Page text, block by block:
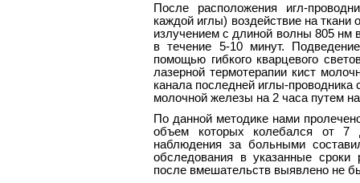
После расположения игл-
каждой иглы) воздействие на
излучением с длиной волны 805
в течение 5-10 минут.
помощью гибкого кварцевого
лазерной термотерапии кист
канала последней иглы-проводника
молочной железы на 2 часа путем
По данной методике нами
объем которых колебался от 7
наблюдения за больными
обследования в указанные сроки
после вмешательств выявлено не